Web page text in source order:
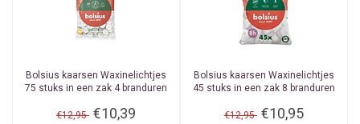
Bolsius kaarsen Waxinelichtjes
75 stuks in een zak 4 branduren
€12,95 €10,39
Bolsius kaarsen Waxinelichtjes
45 stuks in een zak 8 branduren
€12,95 €10,95